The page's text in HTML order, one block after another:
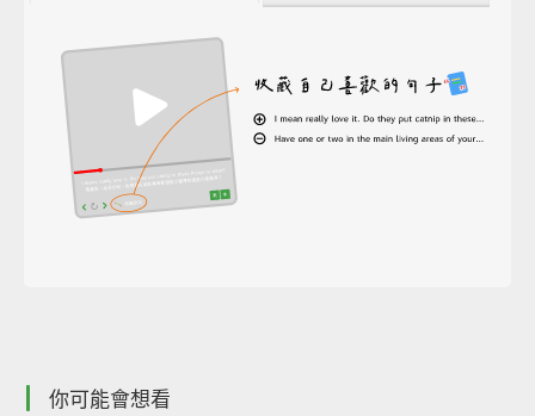
你可能會想看